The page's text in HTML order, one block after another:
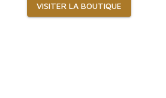
VISITER LA BOUTIQUE